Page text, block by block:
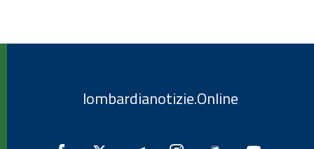
lombardianotizie.Online